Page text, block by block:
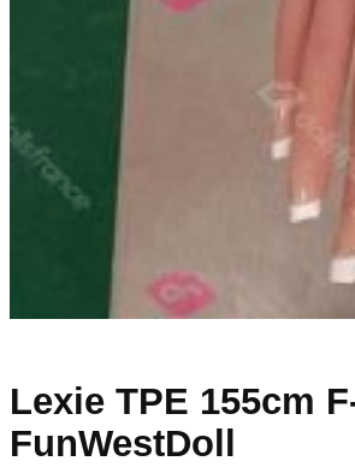
Lexie TPE 155cm
FunWestDoll